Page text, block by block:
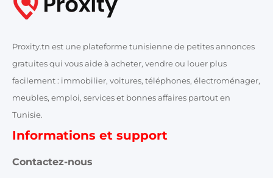
Proxity.tn est une plateforme tunisienne de petites annonces
gratuites qui vous aide à acheter, vendre ou louer plus
facilement : immobilier, voitures, téléphones, électroménager,
meubles, emploi, services et bonnes affaires partout en
Tunisie.
Informations et support
Contactez-nous